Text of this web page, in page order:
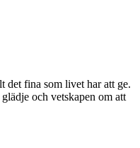
det fina som livet har att ge.
och vetskapen om att